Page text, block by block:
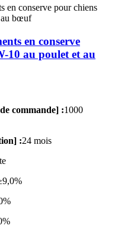
en conserve
10 au poulet et au
commande] :1000
:24 mois